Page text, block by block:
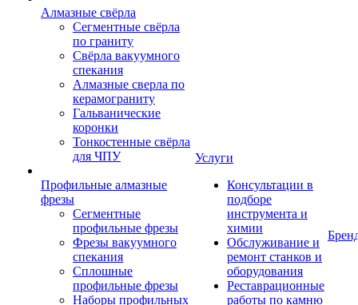
Алмазные свёрла
Сегментные свёрла
по граниту
Свёрла вакуумного
спекания
Алмазные сверла по
керамограниту
Гальванические
коронки
Тонкостенные свёрла
для ЧПУ
Профильные алмазные
фрезы
Сегментные
профильные фрезы
Фрезы вакуумного
спекания
Сплошные
профильные фрезы
Наборы профильных
Услуги
Консультации в
подборе
инструмента и
химии
Обслуживание и
ремонт станков и
оборудования
Реставрационные
работы по камню